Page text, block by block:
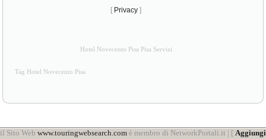
[ Privacy ]
Hotel Novecento Pisa Pisa Servizi
Tag Hotel Novecento Pisa
il Sito Web www.touringwebsearch.com è membro di NetworkPortali.it | [ Aggiungi